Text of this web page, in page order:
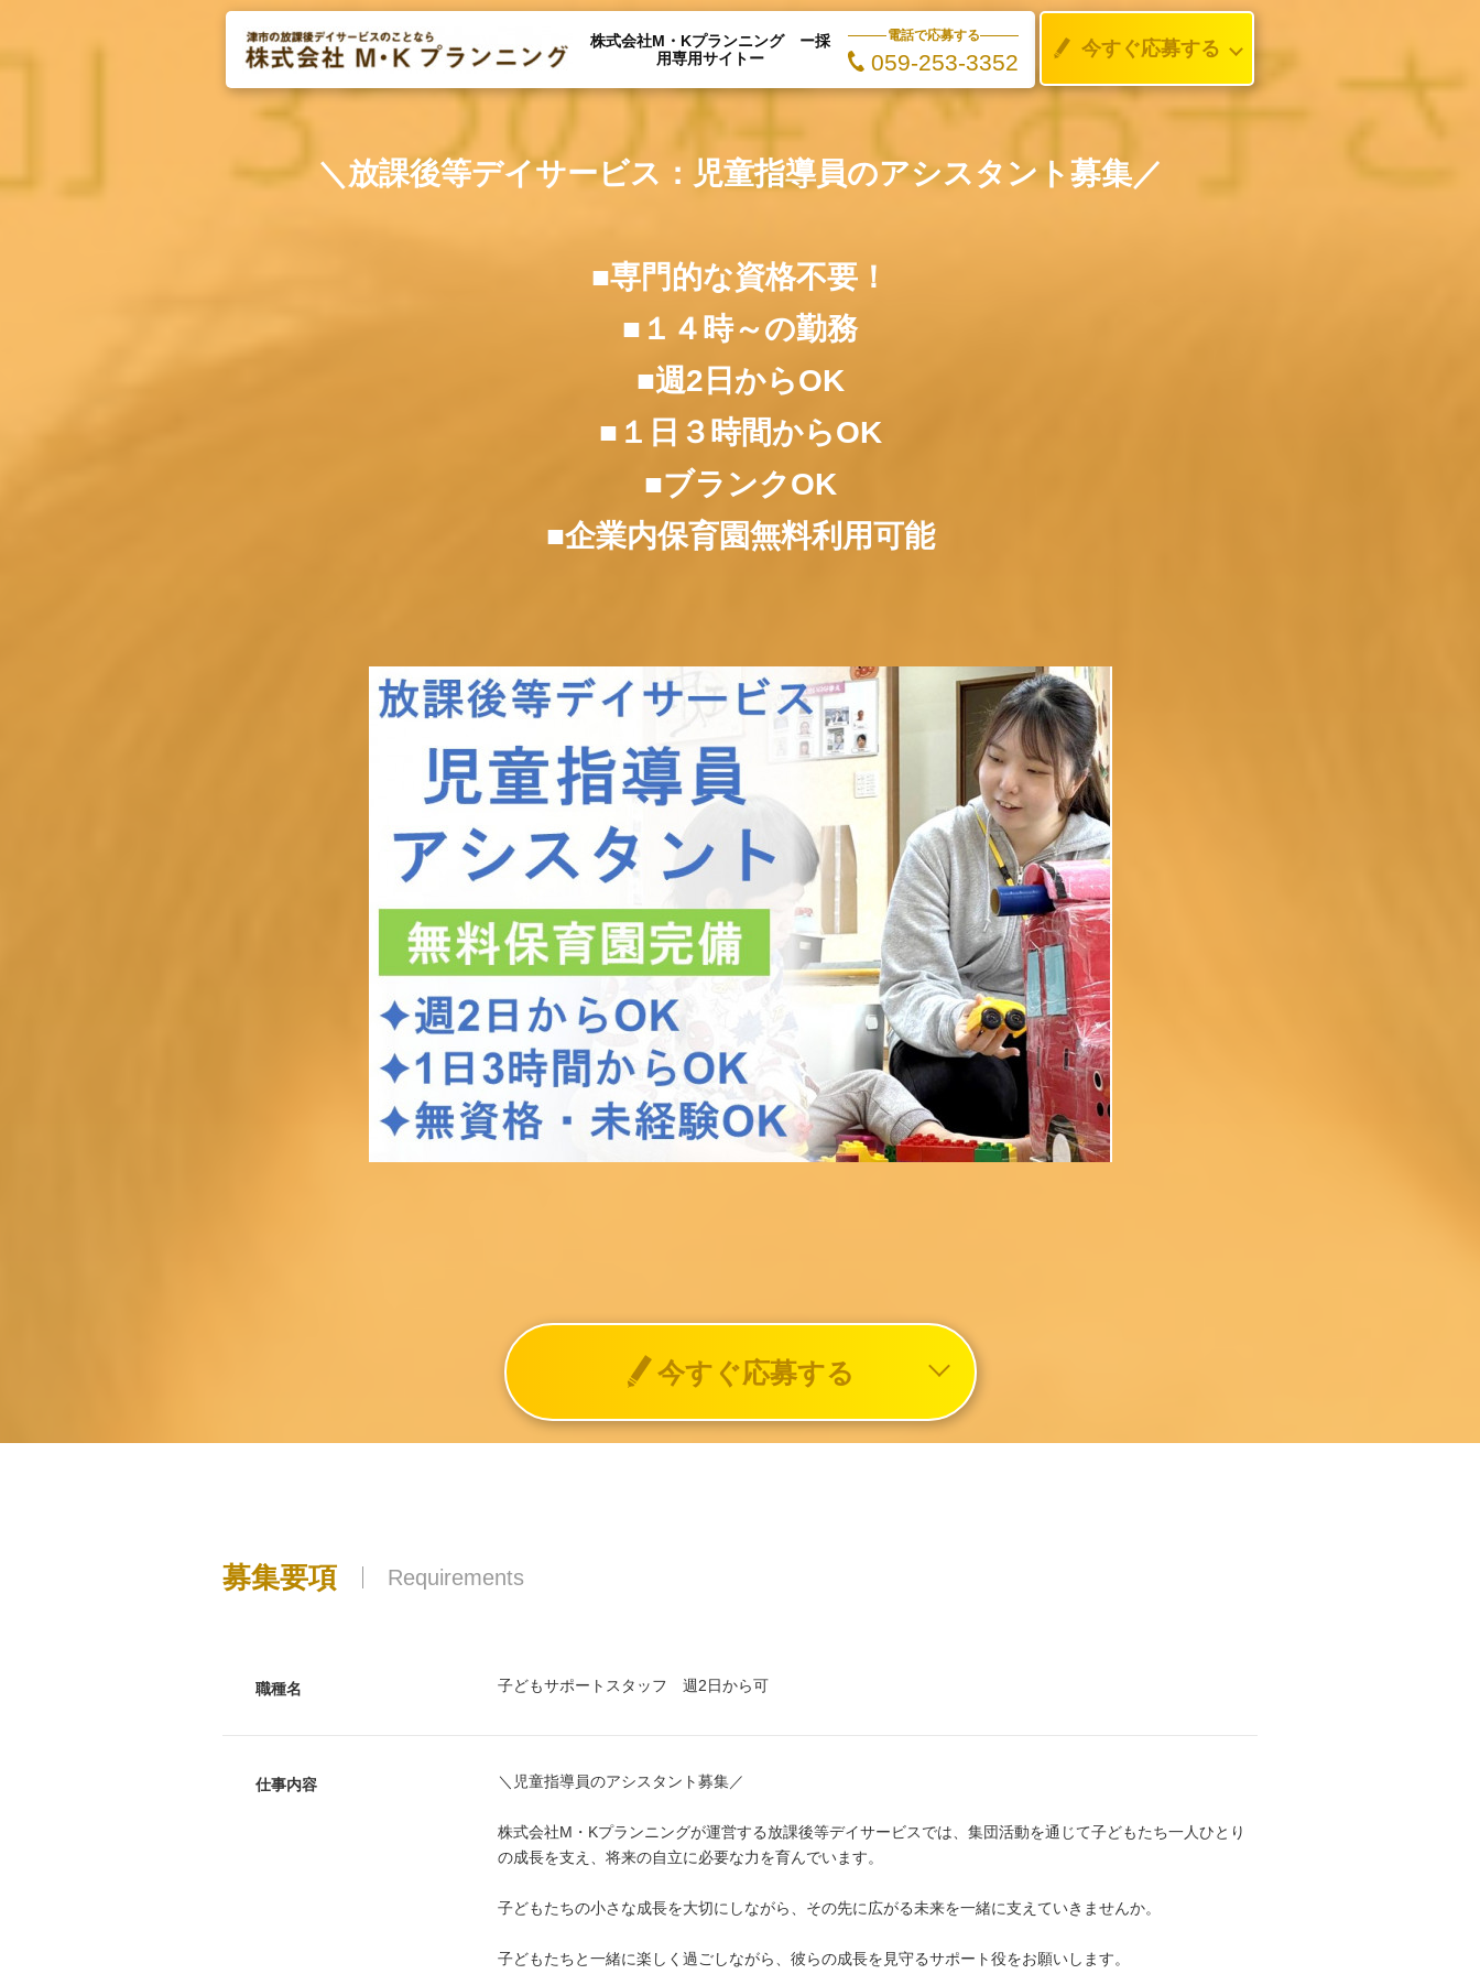
株式会社M・Kプランニング ー採
用専用サイトー
電話で応募する
059-253-3352
今すぐ応募する
＼放課後等デイサービス：児童指導員のアシスタント募集／
■専門的な資格不要！
■１４時～の勤務
■週2日からOK
■１日３時間からOK
■ブランクOK
■企業内保育園無料利用可能
今すぐ応募する
募集要項 Requirements
職種名 子どもサポートスタッフ 週2日から可
仕事内容 ＼児童指導員のアシスタント募集／
株式会社M・Kプランニングが運営する放課後等デイサービスでは、集団活動を通じて子どもたち一人ひとり
の成長を支え、将来の自立に必要な力を育んでいます。
子どもたちの小さな成長を大切にしながら、その先に広がる未来を一緒に支えていきませんか。
子どもたちと一緒に楽しく過ごしながら、彼らの成長を見守るサポート役をお願いします。